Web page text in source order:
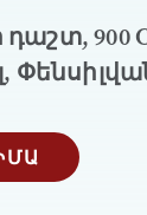
900